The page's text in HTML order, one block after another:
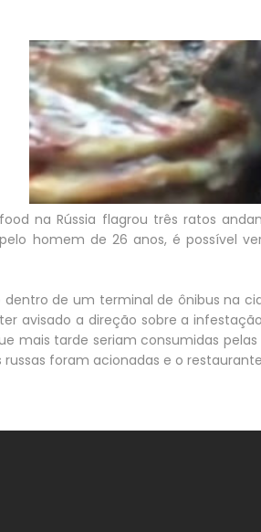
na Rússia flagrou três ratos
homem de 26 anos, é possível
de um terminal de ônibus na
avisado a direção sobre a
mais tarde seriam consumidas
russas foram acionadas e o